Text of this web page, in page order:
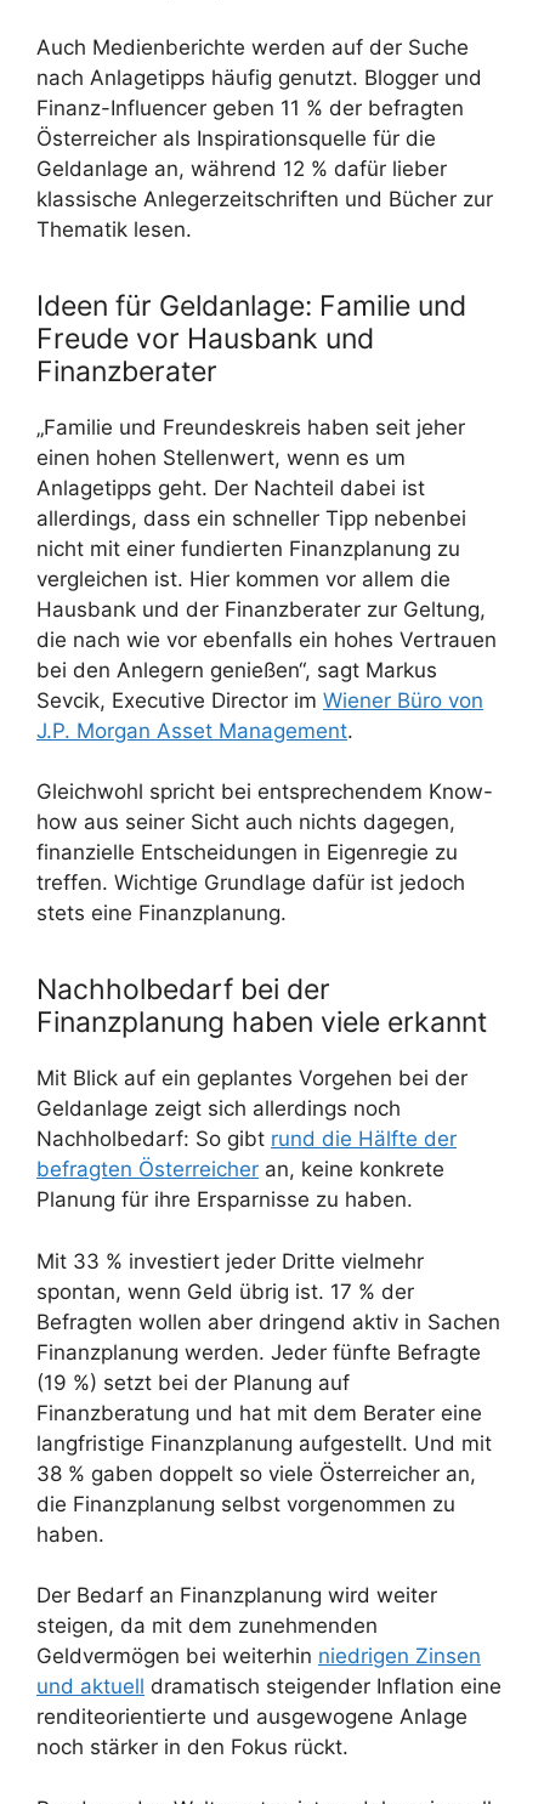
Auch Medienberichte werden auf der Suche
nach Anlagetipps häufig genutzt. Blogger und
Finanz-Influencer geben 11 % der befragten
Österreicher als Inspirationsquelle für die
Geldanlage an, während 12 % dafür lieber
klassische Anlegerzeitschriften und Bücher zur
Thematik lesen.
Ideen für Geldanlage: Familie und
Freude vor Hausbank und
Finanzberater
„Familie und Freundeskreis haben seit jeher
einen hohen Stellenwert, wenn es um
Anlagetipps geht. Der Nachteil dabei ist
allerdings, dass ein schneller Tipp nebenbei
nicht mit einer fundierten Finanzplanung zu
vergleichen ist. Hier kommen vor allem die
Hausbank und der Finanzberater zur Geltung,
die nach wie vor ebenfalls ein hohes Vertrauen
bei den Anlegern genießen“, sagt Markus
Sevcik, Executive Director im Wiener Büro von
J.P. Morgan Asset Management.
Gleichwohl spricht bei entsprechendem Know-
how aus seiner Sicht auch nichts dagegen,
finanzielle Entscheidungen in Eigenregie zu
treffen. Wichtige Grundlage dafür ist jedoch
stets eine Finanzplanung.
Nachholbedarf bei der
Finanzplanung haben viele erkannt
Mit Blick auf ein geplantes Vorgehen bei der
Geldanlage zeigt sich allerdings noch
Nachholbedarf: So gibt rund die Hälfte der
befragten Österreicher an, keine konkrete
Planung für ihre Ersparnisse zu haben.
Mit 33 % investiert jeder Dritte vielmehr
spontan, wenn Geld übrig ist. 17 % der
Befragten wollen aber dringend aktiv in Sachen
Finanzplanung werden. Jeder fünfte Befragte
(19 %) setzt bei der Planung auf
Finanzberatung und hat mit dem Berater eine
langfristige Finanzplanung aufgestellt. Und mit
38 % gaben doppelt so viele Österreicher an,
die Finanzplanung selbst vorgenommen zu
haben.
Der Bedarf an Finanzplanung wird weiter
steigen, da mit dem zunehmenden
Geldvermögen bei weiterhin niedrigen Zinsen
und aktuell dramatisch steigender Inflation eine
renditeorientierte und ausgewogene Anlage
noch stärker in den Fokus rückt.